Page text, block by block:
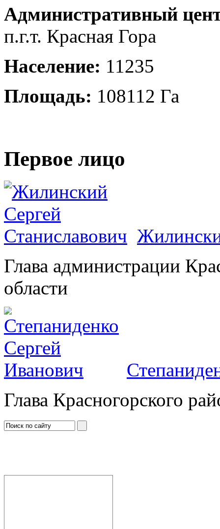
Административный
п.г.т. Красная Гора
Население: 11235
Площадь: 108112 Га
Первое лицо
Глава администрации
области
Глава Красногорского